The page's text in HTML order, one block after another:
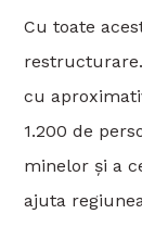
Cu toate
cu
1.200 de
minelor și a
ajuta